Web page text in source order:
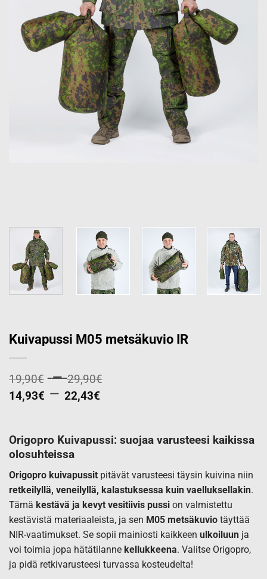
Kuivapussi M05 metsäkuvio IR
19,90€ – 29,90€
29,90€
14,93€ – 22,43€
through
Origopro Kuivapussi: suojaa varusteesi kaikissa
olosuhteissa
Origopro kuivapussit pitävät varusteesi täysin kuivina niin
retkeilyllä, veneilyllä, kalastuksessa kuin vaelluksellakin.
Tämä kestävä ja kevyt vesitiivis pussi on valmistettu
kestävistä materiaaleista, ja sen M05 metsäkuvio täyttää
NIR-vaatimukset. Se sopii mainiosti kaikkeen ulkoiluun ja
voi toimia jopa hätätilanne kellukkeena. Valitse Origopro,
ja pidä retkivarusteesi turvassa kosteudelta!